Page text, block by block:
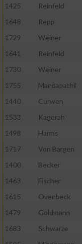
1425
Reinfeld
1648
Repp
1729
Weiner
1641
Reinfeld
1730
Weiner
1755
Mandapathil
1440
Curwen
1533
Kagerah
1498
Harms
1717
Von Bargen
1400
Becker
1463
Fischer
1615
Ovenbeck
1479
Goldmann
1683
Schwarze
von Inhalten
IAB-Besonderheiten:
Geräte anhand
Notwendig
Performance
Funktional
Werbung